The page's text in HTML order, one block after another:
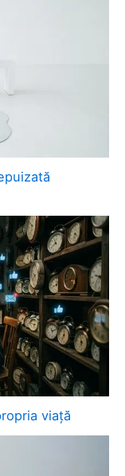
viață